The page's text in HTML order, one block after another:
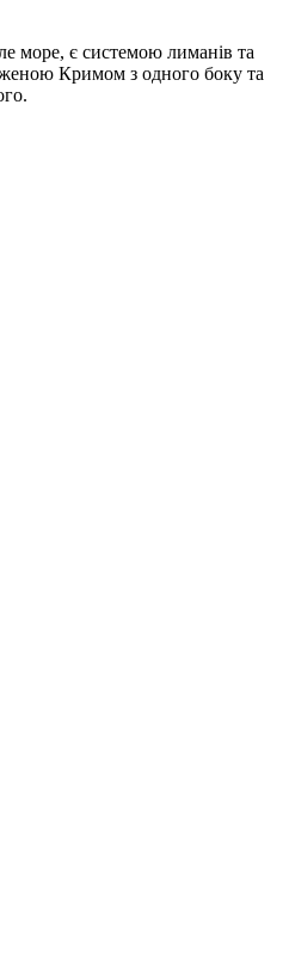
море, є системою лиманів та
Кримом з одного боку та